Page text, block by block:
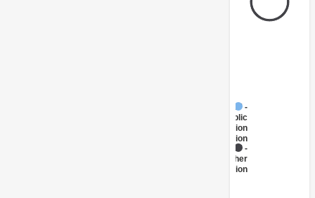
Administration
- Education
Education